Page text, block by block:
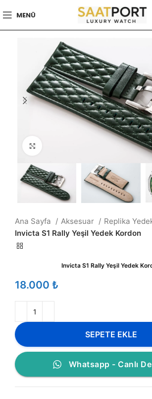
MENÜ
Ana Sayfa Aksesuar
Replika
Invicta S1 Rally Yeşil Yedek Kordon
Invicta S1 Rally Yeşil Yedek
₺
SEPETE EKLE
Whatsapp - Canlı